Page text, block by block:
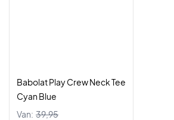
Babolat Play Crew Neck Tee
Cyan Blue
Van: 39,95